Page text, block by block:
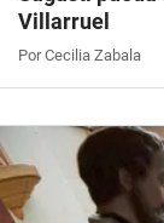
Villarruel
Por Cecilia Zabala